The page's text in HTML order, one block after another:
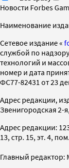
Новости Forbes
Наименование
Cетевое издание «
службой по
технологий и
номер и дата
ФС77-82431 от 23
Адрес редакции,
Звенигородская 2-
Адрес редакции:
13, стр. 15, эт. 4,
Главный